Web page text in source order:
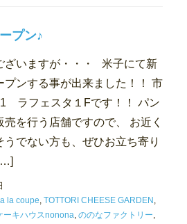
プン♪
ざいますが・・・ 米子にて新
プンする事が出来ました！！ 市
ラフェスタ１Fです！！ パン
売を行う店舗ですので、 お近く
うでない方も、ぜひお立ち寄り
la coupe, TOTTORI CHEESE GARDEN ,
ーキハウスnonona, ののなファクトリー,